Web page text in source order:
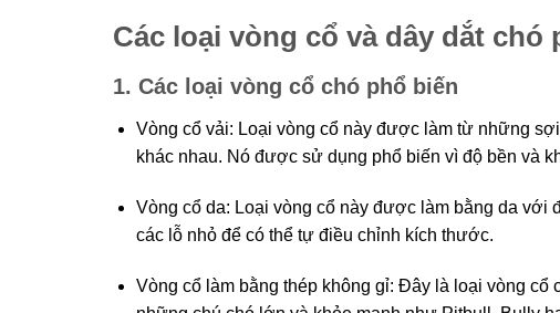
Các loại vòng cổ và dây dắt chó
1. Các loại vòng cổ chó phổ biến
Vòng cổ vải: Loại vòng cổ này được làm từ những
khác nhau. Nó được sử dụng phổ biến vì độ bền và
Vòng cổ da: Loại vòng cổ này được làm bằng da với
các lỗ nhỏ để có thể tự điều chỉnh kích thước.
Vòng cổ làm bằng thép không gỉ: Đây là loại vòng